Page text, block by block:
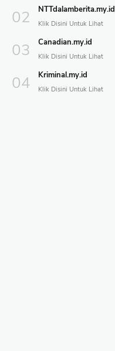
NTTdalamberita.my.id
Canadian.my.id
Kriminal.my.id